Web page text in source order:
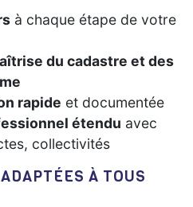
à chaque étape de votre
du cadastre et des
rapide et documentée
étendu avec
collectivités